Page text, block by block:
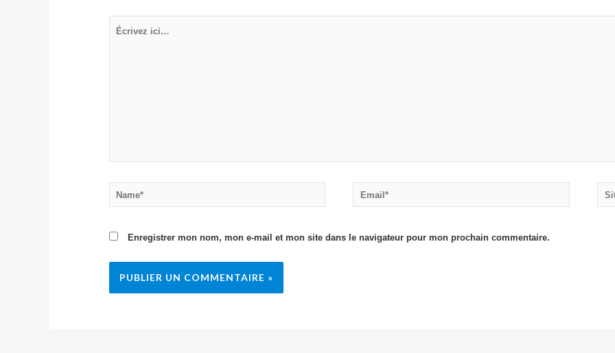
Name* Email*
Site
Enregistrer mon nom, mon e-mail et mon site dans le navigateur pour mon prochain commentaire.